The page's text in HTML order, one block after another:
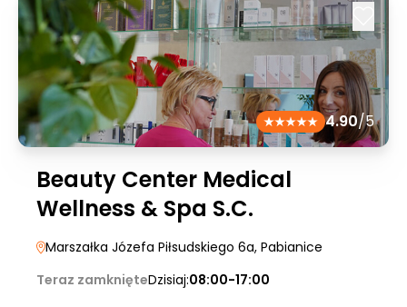
4.90/5
Beauty Center Medical
Wellness & Spa S.C.
Marszałka Józefa Piłsudskiego 6a, Pabianice
Teraz zamknięteDzisiaj:08:00-17:00